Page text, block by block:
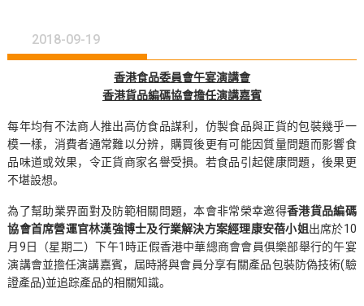
2018-09-19
香港食品委員會午宴演講會
香港貨品編碼協會擔任演講嘉賓
每年均有不法商人推出高仿食品謀利，仿製食品與正貨的包裝幾乎一
模一樣，消費者通常難以分辨，購買後更有可能因質量問題而影響食
品味道或效果，令正貨商家名譽受損。若食品引起健康問題，後果更
不堪設想。
為了幫助業界面對及防範相關問題，本會非常榮幸邀得香港貨品編碼
協會首席營運官林漢強博士及行業解決方案經理康安蓓小姐出席於10
月9日（星期二）下午1時正假香港中華總商會會員俱樂部舉行的午宴
演講會並擔任演講嘉賓，屆時將與會員分享有關產品包裝防偽技術(驗
證產品)並追踪產品的相關知識。